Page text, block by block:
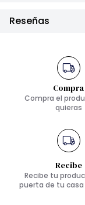
Reseñas
Compra
Compra el
quieras
Recibe
Recibe tu
puerta de tu casa